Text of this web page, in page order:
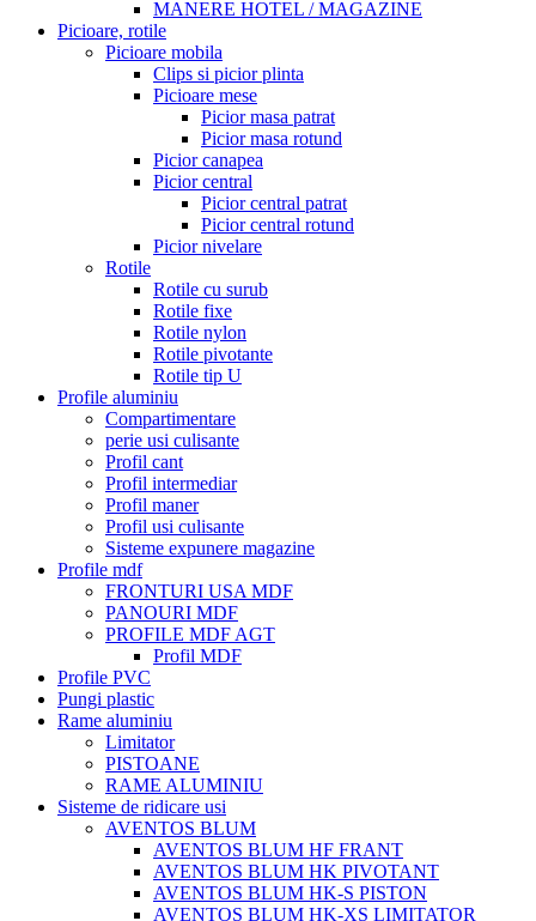
MANERE HOTEL / MAGAZINE
Picioare, rotile
Picioare mobila
Clips si picior plinta
Picioare mese
Picior masa patrat
Picior masa rotund
Picior canapea
Picior central
Picior central patrat
Picior central rotund
Picior nivelare
Rotile
Rotile cu surub
Rotile fixe
Rotile nylon
Rotile pivotante
Rotile tip U
Profile aluminiu
Compartimentare
perie usi culisante
Profil cant
Profil intermediar
Profil maner
Profil usi culisante
Sisteme expunere magazine
Profile mdf
FRONTURI USA MDF
PANOURI MDF
PROFILE MDF AGT
Profil MDF
Profile PVC
Pungi plastic
Rame aluminiu
Limitator
PISTOANE
RAME ALUMINIU
Sisteme de ridicare usi
AVENTOS BLUM
AVENTOS BLUM HF FRANT
AVENTOS BLUM HK PIVOTANT
AVENTOS BLUM HK-S PISTON
AVENTOS BLUM HK-XS LIMITATOR